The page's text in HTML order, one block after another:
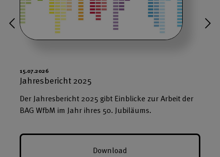
15.07.2026
Jahresbericht 2025
Der Jahresbericht 2025 gibt Einblicke zur Arbeit der
BAG WfbM im Jahr ihres 50. Jubiläums.
Download